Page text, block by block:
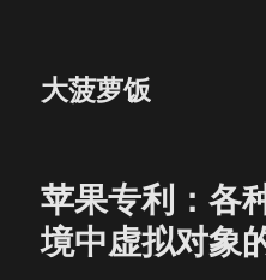
大菠萝饭
苹果专利：各
境中虚拟对象